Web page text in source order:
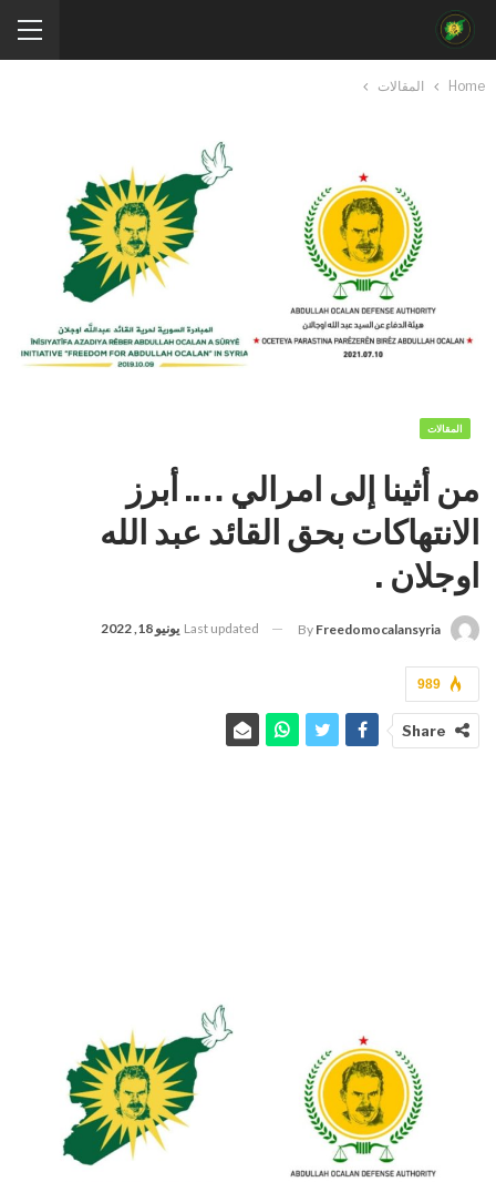
Home المقالات
المقالات
من أثينا إلى امرالي …. أبرز
الانتهاكات بحق القائد عبد الله
اوجلان .
By Freedomocalansyria
Last updated يونيو 18, 2022
989
Share